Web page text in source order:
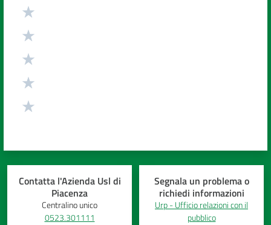
Costruiamo
Salute
Novità
ed Enti
Contatta l'Azienda Usl di
Piacenza
Centralino unico
0523.301111
Segnala un problema o
richiedi informazioni
Urp - Ufficio relazioni con il
pubblico